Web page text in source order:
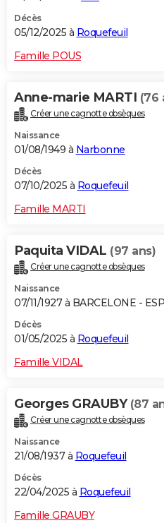
Décès
05/12/2025 à Roquefeuil
Famille POUS
Anne-marie MARTI (76
Créer une cagnotte obsèques
Naissance
01/08/1949 à Narbonne
Décès
07/10/2025 à Roquefeuil
Famille MARTI
Paquita VIDAL (97 ans)
Créer une cagnotte obsèques
Naissance
07/11/1927 à BARCELONE -
Décès
01/05/2025 à Roquefeuil
Famille VIDAL
Georges GRAUBY (87
Créer une cagnotte obsèques
Naissance
21/08/1937 à Roquefeuil
Décès
22/04/2025 à Roquefeuil
Famille GRAUBY